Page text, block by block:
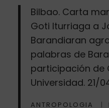
Bilbao. Carta
Goti Iturriaga a
Barandiaran
palabras de
participación de
Universidad. 21/
ANTROPOLOGIA